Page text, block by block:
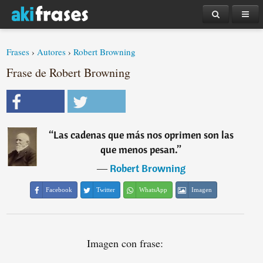
Frases ›Autores ›Robert Browning
Frase de Robert Browning
“Las cadenas que más nos oprimen son las
que menos pesan.”
―Robert Browning
Facebook Twitter WhatsApp Imagen
Imagen con frase: